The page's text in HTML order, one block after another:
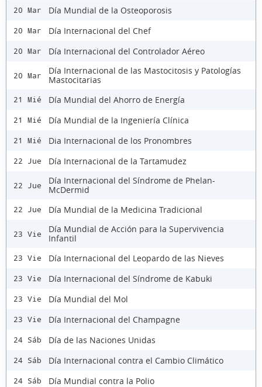
20 Mar Día Mundial de la Osteoporosis
20 Mar Día Internacional del Chef
20 Mar Día Internacional del Controlador Aéreo
20 Mar
Día Internacional de las Mastocitosis y Patologías
Mastocitarias
21 Mié Día Mundial del Ahorro de Energía
21 Mié Día Mundial de la Ingeniería Clínica
21 Mié Dia Internacional de los Pronombres
22 Jue Día Internacional de la Tartamudez
22 Jue
Día Internacional del Síndrome de Phelan-
McDermid
22 Jue Día Mundial de la Medicina Tradicional
23 Vie
Día Mundial de Acción para la Supervivencia
Infantil
23 Vie Día Internacional del Leopardo de las Nieves
23 Vie Día Internacional del Síndrome de Kabuki
23 Vie Día Mundial del Mol
23 Vie Día Internacional del Champagne
24 Sáb Día de las Naciones Unidas
24 Sáb Día Internacional contra el Cambio Climático
24 Sáb Día Mundial contra la Polio